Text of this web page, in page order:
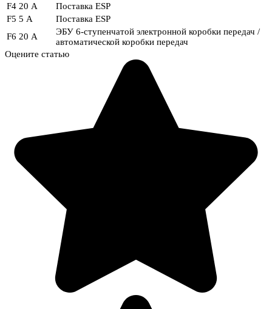
F4 20 А
Поставка ESP
F5 5 А
Поставка ESP
F6 20 А
ЭБУ 6-ступенчатой ​​электронной коробки передач /
автоматической коробки передач
Оцените статью